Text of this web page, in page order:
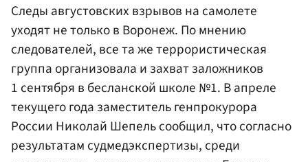
Следы августовских взрывов на самолете
уходят не только в Воронеж. По мнению
следователей, все та же террористическая
группа организовала и захват заложников
1 сентября в бесланской школе №1. В апреле
текущего года заместитель генпрокурора
России Николай Шепель сообщил, что согласно
результатам судмедэкспертизы, среди